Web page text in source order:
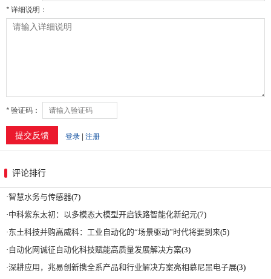
评论排行
·智慧水务与传感器(7)
·中科紫东太初：以多模态大模型开启铁路智能化新纪元(7)
·东土科技并购高威科：工业自动化的“场景驱动”时代将要到来(5)
· 自动化网诚征自动化科技赋能高质量发展解决方案(3)
·深耕应用，兆易创新携全系产品和行业解决方案亮相慕尼黑电子展(3)